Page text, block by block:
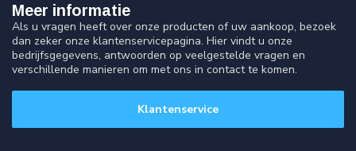
Meer informatie
Als u vragen heeft over onze producten of uw aankoop, bezoek
dan zeker onze klantenservicepagina. Hier vindt u onze
bedrijfsgegevens, antwoorden op veelgestelde vragen en
verschillende manieren om met ons in contact te komen.
Klantenservice